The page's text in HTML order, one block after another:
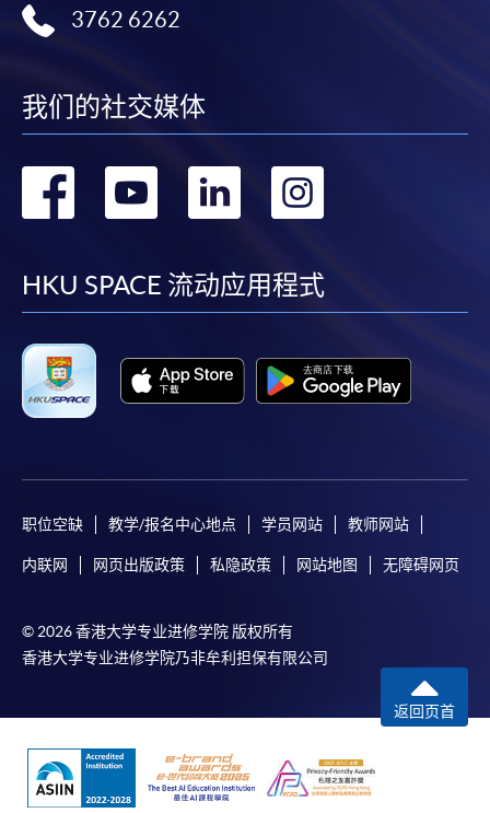
3762 6262
我们的社交媒体
转
facebook
转
youtube
转
linkedin
转
HKU SPACE 流动应用程式
职位空缺 教学/报名中心地点 学员网站 教师网站
内联网 网页出版政策 私隐政策 网站地图 无障碍网页
© 2026 香港大学专业进修学院 版权所有
香港大学专业进修学院乃非牟利担保有限公司
返回页首